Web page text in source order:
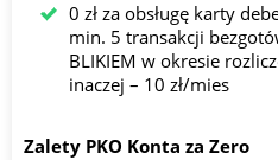
0 zł za obsługę karty
min. 5 transakcji
BLIKIEM w okresie
inaczej – 10 zł/mies
Zalety PKO Konta za Zero